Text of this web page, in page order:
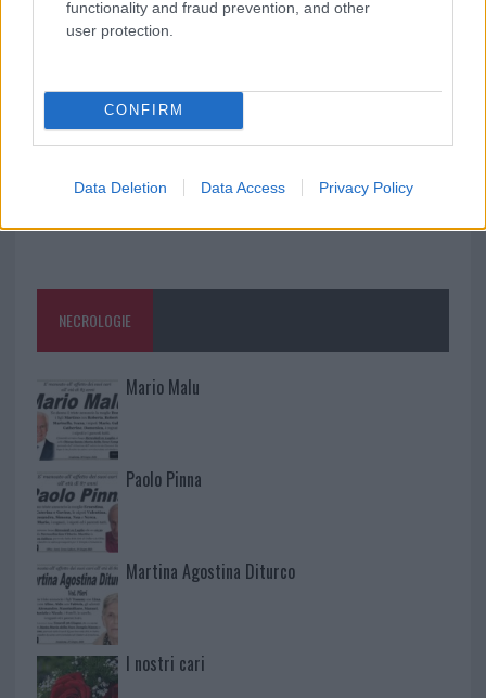
functionality and fraud prevention, and other
user protection.
CONFIRM
Data Deletion Data Access Privacy Policy
Ristorante distrutto dalle fiamme a La
Maddalena, incendio a Monti d’à rena
NECROLOGIE
Mario Malu
Paolo Pinna
Martina Agostina Diturco
I nostri cari